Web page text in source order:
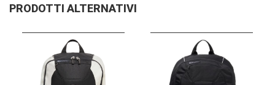
PRODOTTI ALTERNATIVI